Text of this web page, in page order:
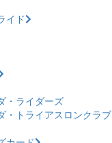
イド
・ライダーズ
・トライアスロンクラブ